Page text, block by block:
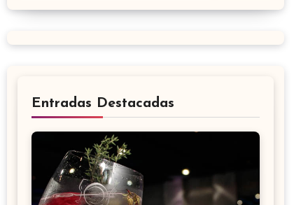
Entradas Destacadas